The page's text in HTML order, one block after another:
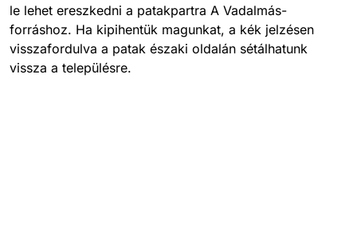
le lehet ereszkedni a patakpartra A Vadalmás-
forráshoz. Ha kipihentük magunkat, a kék jelzésen
visszafordulva a patak északi oldalán sétálhatunk
vissza a településre.